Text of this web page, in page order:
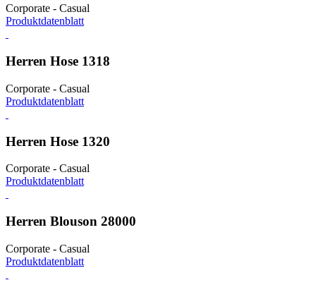
Corporate - Casual
Produktdatenblatt
Herren Hose 1318
Corporate - Casual
Produktdatenblatt
Herren Hose 1320
Corporate - Casual
Produktdatenblatt
Herren Blouson 28000
Corporate - Casual
Produktdatenblatt